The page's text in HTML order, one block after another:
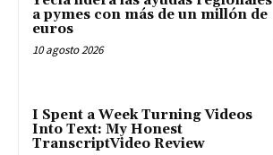
a pymes con más de un millón de
euros
10 agosto 2026
I Spent a Week Turning Videos
Into Text: My Honest
TranscriptVideo Review